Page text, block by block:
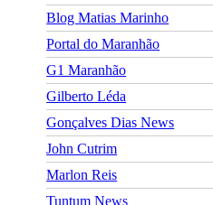
Blog Matias Marinho
Portal do Maranhão
G1 Maranhão
Gilberto Léda
Gonçalves Dias News
John Cutrim
Marlon Reis
Tuntum News